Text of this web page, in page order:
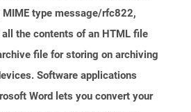
type message/rfc822,
the contents of an HTML file
file for storing on archiving
Software applications
Word lets you convert your